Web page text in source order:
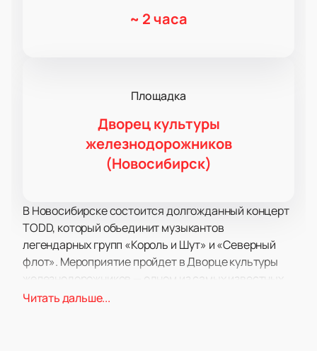
~ 2 часа
Площадка
Дворец культуры
железнодорожников
(Новосибирск)
В Новосибирске состоится долгожданный концерт
TODD, который объединит музыкантов
легендарных групп «Король и Шут» и «Северный
флот». Мероприятие пройдет в Дворце культуры
железнодорожников — одном из самых известных
культурных центров города. Здесь созданы все
Читать дальше...